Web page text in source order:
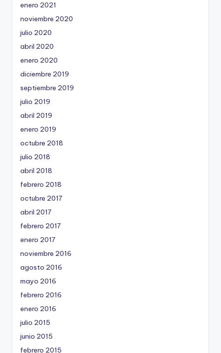
enero 2021
noviembre 2020
julio 2020
abril 2020
enero 2020
diciembre 2019
septiembre 2019
julio 2019
abril 2019
enero 2019
octubre 2018
julio 2018
abril 2018
febrero 2018
octubre 2017
abril 2017
febrero 2017
enero 2017
noviembre 2016
agosto 2016
mayo 2016
febrero 2016
enero 2016
julio 2015
junio 2015
febrero 2015